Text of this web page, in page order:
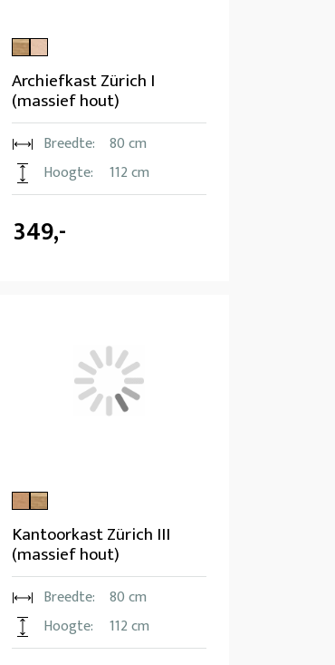
Archiefkast Zürich I
(massief hout)
Breedte:
80 cm
Hoogte:
112 cm
349,-
Kantoorkast Zürich III
(massief hout)
Breedte:
80 cm
Hoogte:
112 cm